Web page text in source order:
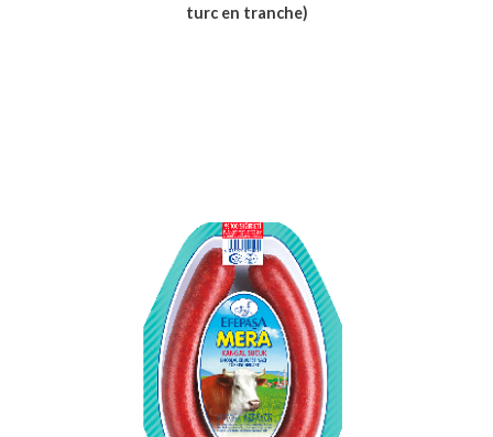
turc en tranche)